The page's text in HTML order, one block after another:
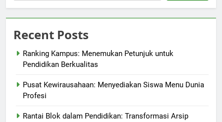
Recent Posts
Ranking Kampus: Menemukan Petunjuk untuk
Pendidikan Berkualitas
Pusat Kewirausahaan: Menyediakan Siswa Menu Dunia
Profesi
Rantai Blok dalam Pendidikan: Transformasi Arsip